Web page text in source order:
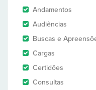
Andamentos
Audiências
Buscas e
Cargas
Certidões
Consultas